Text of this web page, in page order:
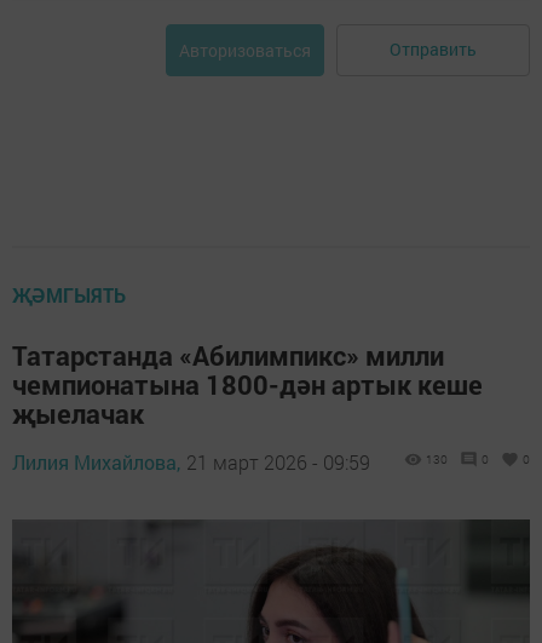
Авторизоваться Отправить
ҖӘМГЫЯТЬ
Татарстанда «Абилимпикс» милли
чемпионатына 1800-дән артык кеше
җыелачак
Лилия Михайлова, 21 март 2026 - 09:59 130 0 0